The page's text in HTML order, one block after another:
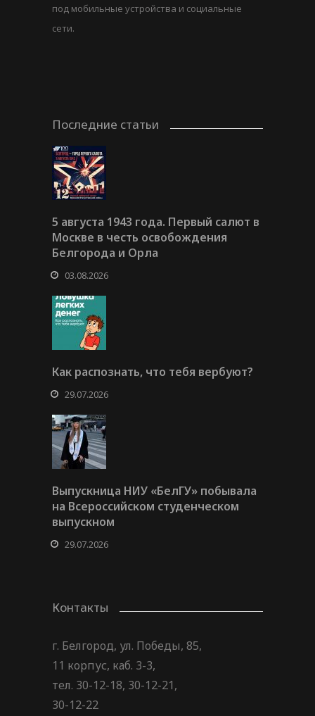
под мобильные устройства и социальные
сети.
Последние статьи
5 августа 1943 года. Первый салют в
Москве в честь освобождения
Белгорода и Орла
03.08.2026
Как распознать, что тебя вербуют?
29.07.2026
Выпускница НИУ «БелГУ» побывала
на Всероссийском студенческом
выпускном
29.07.2026
Контакты
г. Белгород, ул. Победы, 85,
11 корпус, каб. 3-3,
тел. 30-12-18, 30-12-21,
30-12-22